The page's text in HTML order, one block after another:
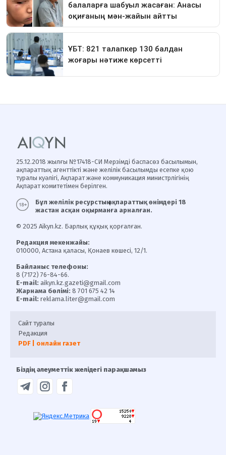
25.12.2018 жылғы №17418-СИ Мерзімді баспасөз басылымын,
ақпараттық агенттікті және желілік басылымды есепке қою
туралы куәлігі, Ақпарат және коммуникация министрлігінің
Ақпарат комитетімен берілген.
Бұл желілік ресурстың ақпараттық өнімдері 18
жастан асқан оқырманға арналған.
© 2025 Aikyn.kz. Барлық құқық қорғалған.
Редакция мекенжайы:
010000, Астана қаласы, Қонаев көшесі, 12/1.
Байланыс телефоны:
8 (7172) 76-84-66.
E-mail: aikyn.kz.gazeti@gmail.com
Жарнама бөлімі: 8 701 675 42 14
E-mail: reklama.liter@gmail.com
Сайт туралы
Редакция
PDF | онлайн газет
Біздің әлеуметтік желідегі парақшамыз